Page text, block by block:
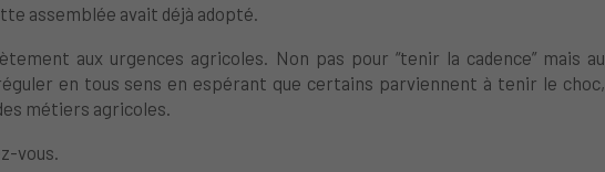
assemblée avait déjà adopté.
aux urgences agricoles. Non pas pour “tenir la cadence” mais au
en tous sens en espérant que certains parviennent à tenir le choc,
métiers agricoles.
vous.